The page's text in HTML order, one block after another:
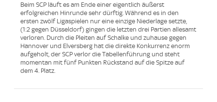
Beim SCP läuft es am Ende einer eigentlich äußerst
erfolgreichen Hinrunde sehr dürftig. Während es in den
ersten zwölf Ligaspielen nur eine einzige Niederlage setzte,
(1:2 gegen Düsseldorf) gingen die letzten drei Partien allesamt
verloren. Durch die Pleiten auf Schalke und zuhause gegen
Hannover und Elversberg hat die direkte Konkurrenz enorm
aufgeholt, der SCP verlor die Tabellenführung und steht
momentan mit fünf Punkten Rückstand auf die Spitze auf
dem 4. Platz.